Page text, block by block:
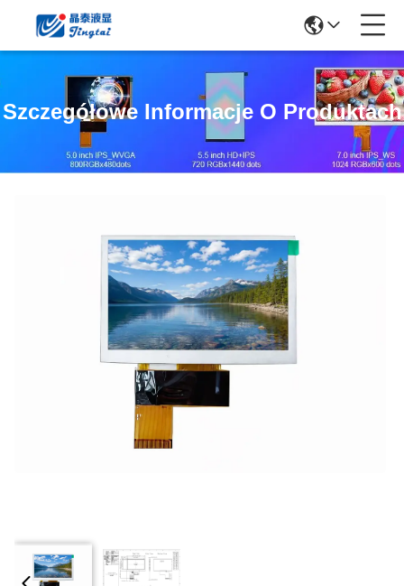
Szczegółowe Informacje O Produktach